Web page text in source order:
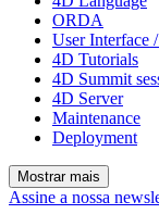
ORDA
User Interface
4D Tutorials
4D Summit
4D Server
Maintenance
Deployment
Mostrar mais
Assine a nossa